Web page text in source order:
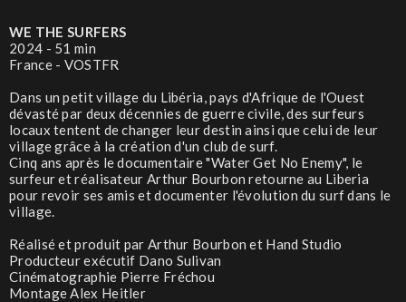
WE THE SURFERS
2024 - 51 min
France - VOSTFR
Dans un petit village du Libéria, pays d'Afrique de l'Ouest
dévasté par deux décennies de guerre civile, des surfeurs
locaux tentent de changer leur destin ainsi que celui de leur
village grâce à la création d'un club de surf.
Cinq ans après le documentaire "Water Get No Enemy", le
surfeur et réalisateur Arthur Bourbon retourne au Liberia
pour revoir ses amis et documenter l'évolution du surf dans le
village.
Réalisé et produit par Arthur Bourbon et Hand Studio
Producteur exécutif Dano Sulivan
Cinématographie Pierre Fréchou
Montage Alex Heitler